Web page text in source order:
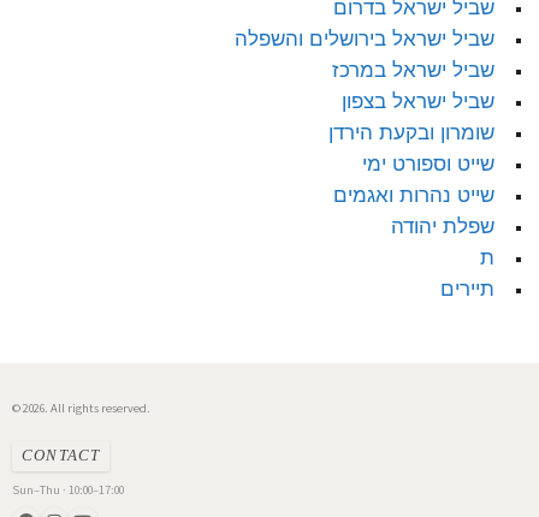
שביל ישראל בדרום
שביל ישראל בירושלים והשפלה
שביל ישראל במרכז
שביל ישראל בצפון
שומרון ובקעת הירדן
שייט וספורט ימי
שייט נהרות ואגמים
שפלת יהודה
ת
תיירים
© 2026. All rights reserved.
CONTACT
Sun–Thu · 10:00–17:00